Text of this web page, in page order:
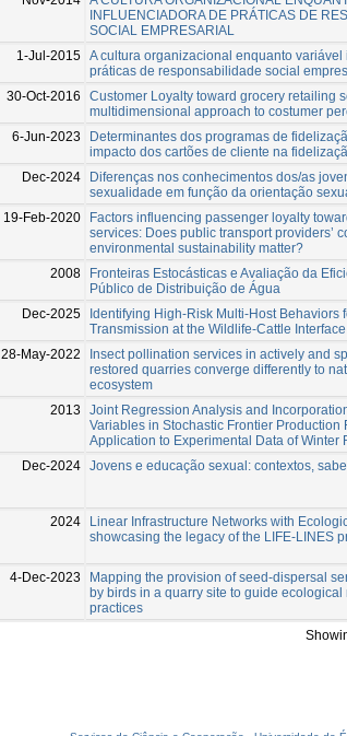
INFLUENCIADORA DE PRÁTICAS DE
SOCIAL EMPRESARIAL
1-Jul-2015 A cultura organizacional enquanto
práticas de responsabilidade social
30-Oct-2016
Customer Loyalty toward grocery retailing
multidimensional approach to costumer
6-Jun-2023
Determinantes dos programas de
impacto dos cartões de cliente na
Dec-2024
Diferenças nos conhecimentos dos/as
sexualidade em função da orientação
19-Feb-2020
Factors influencing passenger loyalty
services: Does public transport providers’
environmental sustainability matter?
2008
Fronteiras Estocásticas e Avaliação da
Público de Distribuição de Água
Dec-2025
Identifying High-Risk Multi-Host Behaviors
Transmission at the Wildlife-Cattle Interface
28-May-2022
Insect pollination services in actively and
restored quarries converge differently to
ecosystem
2013
Joint Regression Analysis and
Variables in Stochastic Frontier Production
Application to Experimental Data of Winter
Dec-2024 Jovens e educação sexual: contextos,
2024
Linear Infrastructure Networks with
showcasing the legacy of the LIFE-LINES
4-Dec-2023
Mapping the provision of seed-dispersal
by birds in a quarry site to guide ecological
practices